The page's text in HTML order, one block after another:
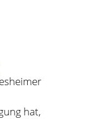
hat,